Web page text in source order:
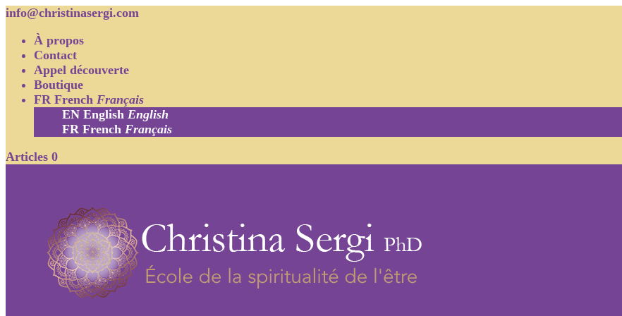
info@christinasergi.com
À propos
Contact
Appel découverte
Boutique
FR French Français
EN English English
FR French Français
Articles 0